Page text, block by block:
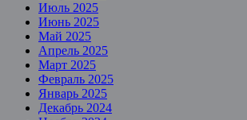
Июль 2025
Июнь 2025
Май 2025
Апрель 2025
Март 2025
Февраль 2025
Январь 2025
Декабрь 2024